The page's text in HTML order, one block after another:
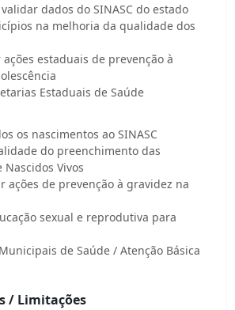
dados do SINASC do estado
na melhoria da qualidade dos
ações estaduais de prevenção à
Estaduais de Saúde
os nascimentos ao SINASC
do preenchimento das
Nascidos Vivos
ações de prevenção à gravidez na
sexual e reprodutiva para
de Saúde / Atenção Básica
/ Limitações